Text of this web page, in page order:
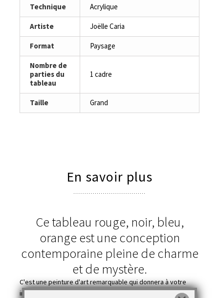
Technique Acrylique
Artiste Joëlle Caria
Format Paysage
Nombre de
parties du
tableau
1 cadre
Taille Grand
En savoir plus
Ce tableau rouge, noir, bleu,
orange est une conception
contemporaine pleine de charme
et de mystère.
C'est une peinture d'art remarquable qui donnera à votre
intérieur beaucoup de cachet et d'originalité.